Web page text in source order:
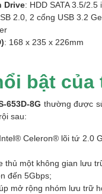
Drive: HDD SATA 3.5/2.5
2.0, 2 cổng USB 3.2
: 168 x 235 x 226mm
bật của
653D-8G thường được
sau:
Celeron® lõi tứ 2.0
thủ một không gian lưu
đến 5Gbps;
mở rộng nhóm lưu trữ